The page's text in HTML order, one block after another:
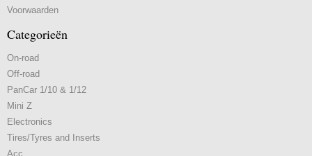
Voorwaarden
Categorieën
On-road
Off-road
PanCar 1/10 & 1/12
Mini Z
Electronics
Tires/Tyres and Inserts
Acc.